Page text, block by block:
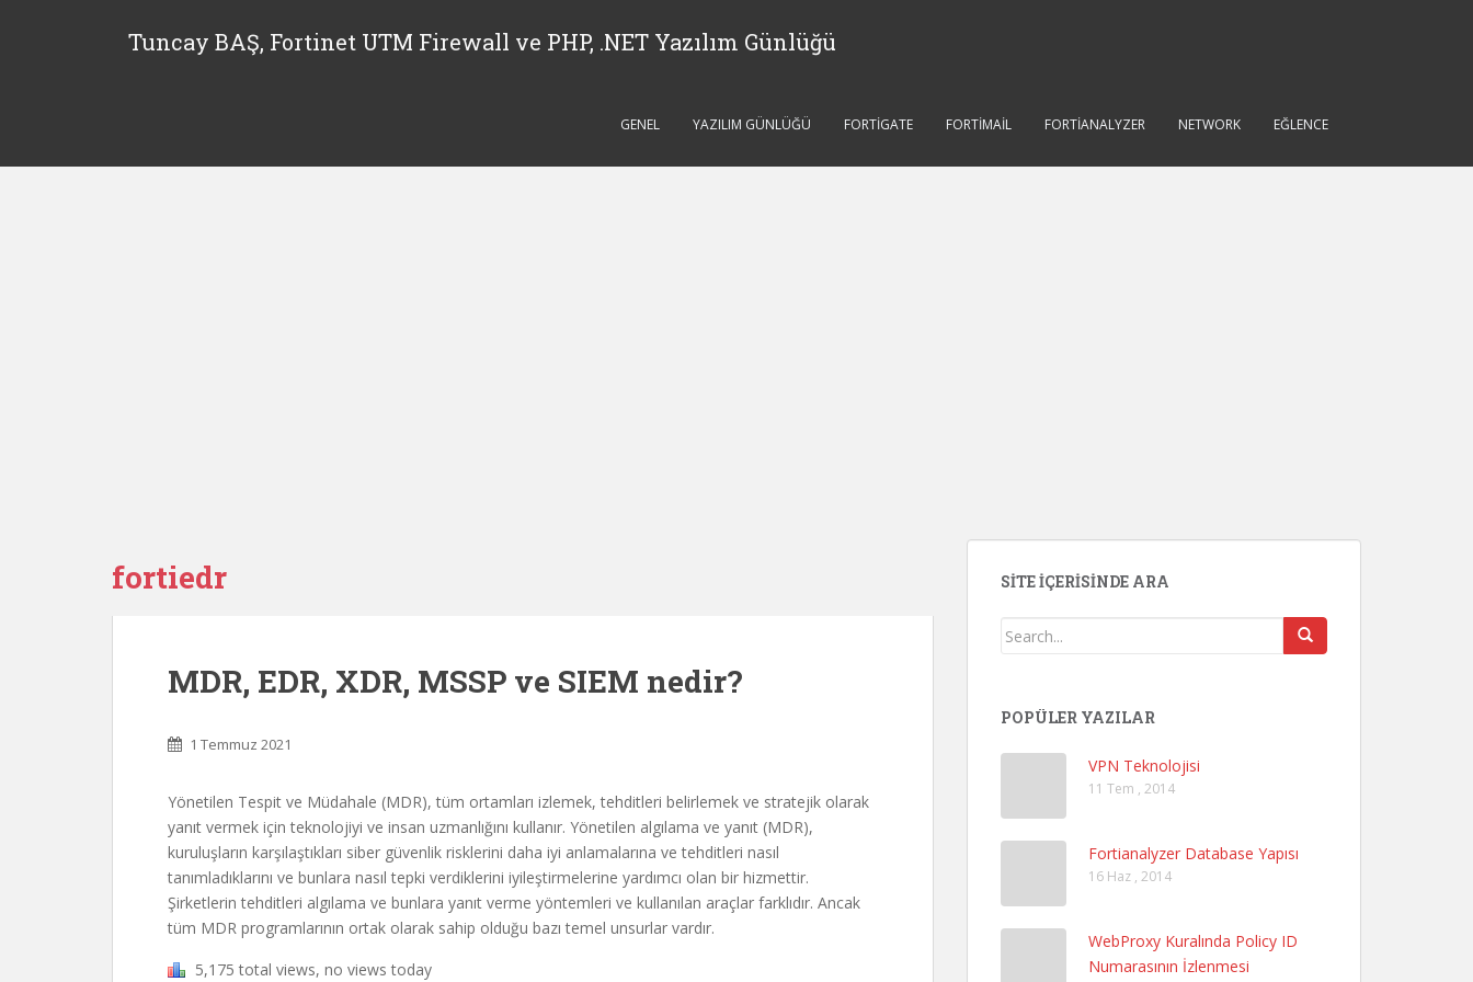
Tuncay BAŞ, Fortinet UTM Firewall ve PHP, .NET Yazılım Günlüğü
GENEL YAZILIM GÜNLÜĞÜ FORTIGATE FORTIMAIL FORTIANALYZER NETWORK EĞLENCE
fortiedr
MDR, EDR, XDR, MSSP ve SIEM nedir?
1 Temmuz 2021
Yönetilen Tespit ve Müdahale (MDR), tüm ortamları izlemek, tehditleri belirlemek ve stratejik olarak
yanıt vermek için teknolojiyi ve insan uzmanlığını kullanır. Yönetilen algılama ve yanıt (MDR),
kuruluşların karşılaştıkları siber güvenlik risklerini daha iyi anlamalarına ve tehditleri nasıl
tanımladıklarını ve bunlara nasıl tepki verdiklerini iyileştirmelerine yardımcı olan bir hizmettir.
Şirketlerin tehditleri algılama ve bunlara yanıt verme yöntemleri ve kullanılan araçlar farklıdır. Ancak
tüm MDR programlarının ortak olarak sahip olduğu bazı temel unsurlar vardır.
5,175 total views, no views today
SITE İÇERISINDE ARA
POPÜLER YAZILAR
VPN Teknolojisi
11 Tem , 2014
Fortianalyzer Database Yapısı
16 Haz , 2014
WebProxy Kuralında Policy ID
Numarasının İzlenmesi